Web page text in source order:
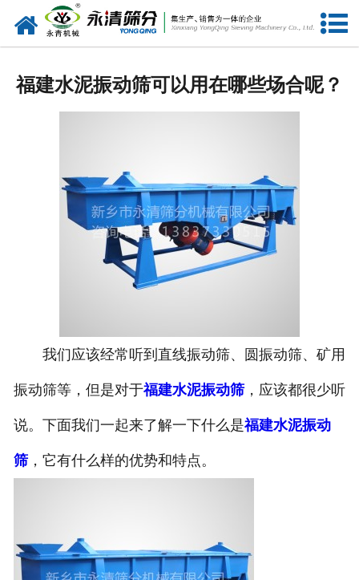
网站首页
资质荣誉
服务准则
视频中心
福建水泥振动筛可以用在哪些场合呢？
我们应该经常听到直线振动筛、圆振动筛、矿用
振动筛等，但是对于福建水泥振动筛，应该都很少听
说。下面我们一起来了解一下什么是福建水泥振动
筛，它有什么样的优势和特点。